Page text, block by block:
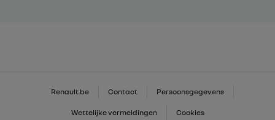
Renault.be Contact Persoonsgegevens
Wettelijke vermeldingen Cookies